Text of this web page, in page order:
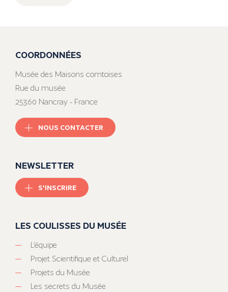
COORDONNÉES
Musée des Maisons comtoises
Rue du musée
25360 Nancray - France
NOUS CONTACTER
NEWSLETTER
S'INSCRIRE
LES COULISSES DU MUSÉE
L’équipe
Projet Scientifique et Culturel
Projets du Musée
Les secrets du Musée